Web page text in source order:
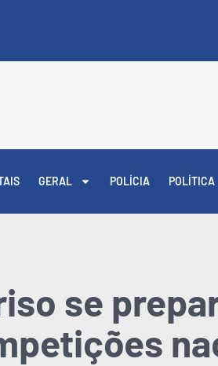
GERAL POLÍCIA POLÍTICA
se